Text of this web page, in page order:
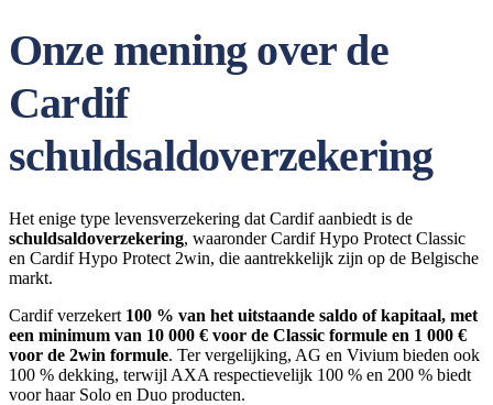
Onze mening over de
Cardif
schuldsaldoverzekering
Het enige type levensverzekering dat Cardif aanbiedt is de
schuldsaldoverzekering, waaronder Cardif Hypo Protect Classic
en Cardif Hypo Protect 2win, die aantrekkelijk zijn op de Belgische
markt.
Cardif verzekert 100 % van het uitstaande saldo of kapitaal, met
een minimum van 10 000 € voor de Classic formule en 1 000 €
voor de 2win formule. Ter vergelijking, AG en Vivium bieden ook
100 % dekking, terwijl AXA respectievelijk 100 % en 200 % biedt
voor haar Solo en Duo producten.